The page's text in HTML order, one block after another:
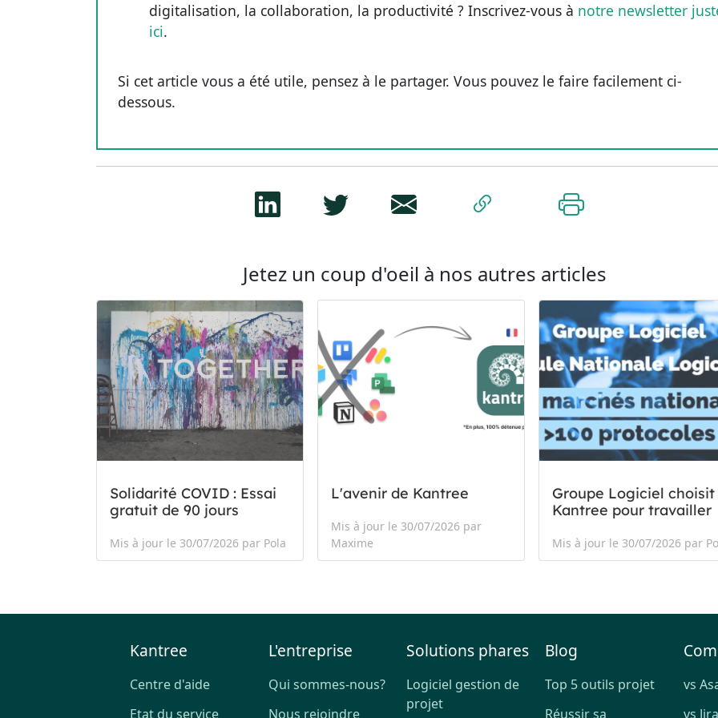
digitalisation, la collaboration, la productivité ? Inscrivez-vous à notre newsletter
ici.
Si cet article vous a été utile, pensez à le partager. Vous pouvez le faire facilement ci-
dessous.
Jetez un coup d'oeil à nos autres articles
Solidarité COVID : Essai
gratuit de 90 jours
Mis à jour le 30/07/2026 par Pola
L'avenir de Kantree
Mis à jour le 30/07/2026 par
Maxime
Groupe Logiciel choisit
Kantree pour travailler
Mis à jour le 30/07/2026 par
Kantree
Centre d'aide
Etat du service
L'entreprise
Qui sommes-nous?
Nous rejoindre
Solutions phares
Logiciel gestion de
projet
Blog
Top 5 outils projet
Réussir sa
vs
vs Jira